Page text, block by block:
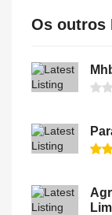
Os outros